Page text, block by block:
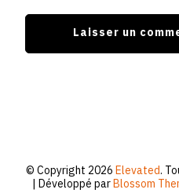
© Copyright 2026Elevated.
| Développé parBlossom